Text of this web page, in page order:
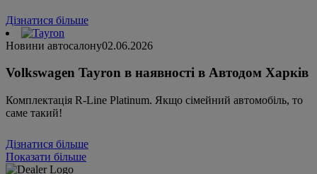
Дізнатися більше
Новини автосалону02.06.2026
Volkswagen Tayron в наявності в Автодом Харків
Комплектація R-Line Platinum. Якщо сімейний автомобіль, то
саме такий!
Дізнатися більше
Показати більше